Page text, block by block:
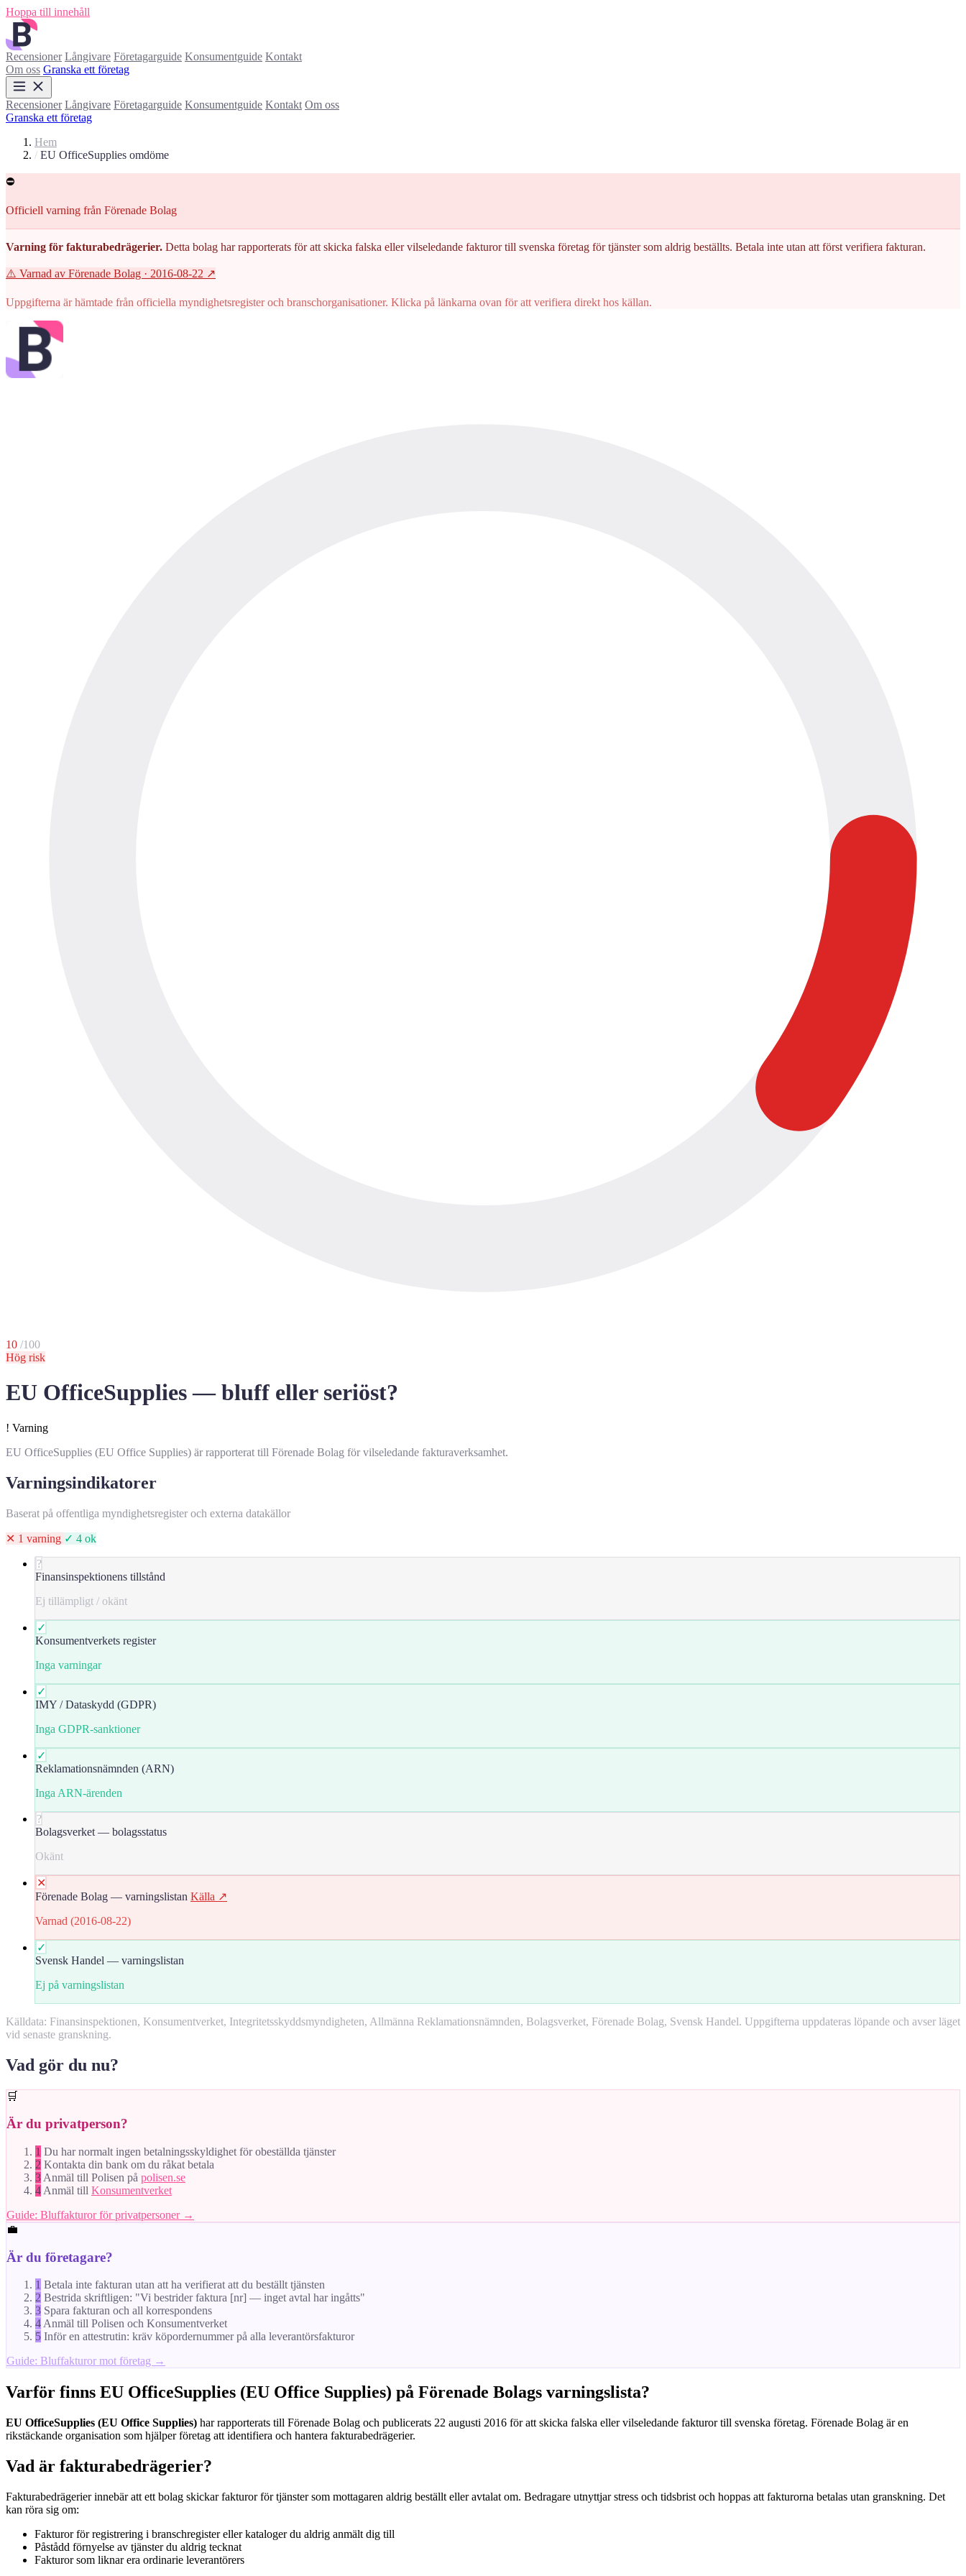
Hoppa till innehåll
Recensioner Långivare Företagarguide Konsumentguide Kontakt
Om oss Granska ett företag
Recensioner Långivare Företagarguide Konsumentguide Kontakt Om oss
Granska ett företag
Hem
/ EU OfficeSupplies omdöme
⛔
Officiell varning från Förenade Bolag
Varning för fakturabedrägerier. Detta bolag har rapporterats för att skicka falska eller vilseledande fakturor till svenska företag för tjänster som aldrig beställts. Betala inte utan att först verifiera fakturan.
⚠️ Varnad av Förenade Bolag · 2016-08-22 ↗
Uppgifterna är hämtade från officiella myndighetsregister och branschorganisationer. Klicka på länkarna ovan för att verifiera direkt hos källan.
10 /100
Hög risk
EU OfficeSupplies — bluff eller seriöst?
! Varning
EU OfficeSupplies (EU Office Supplies) är rapporterat till Förenade Bolag för vilseledande fakturaverksamhet.
Varningsindikatorer
Baserat på offentliga myndighetsregister och externa datakällor
✕ 1 varning ✓ 4 ok
?
Finansinspektionens tillstånd
Ej tillämpligt / okänt
✓
Konsumentverkets register
Inga varningar
✓
IMY / Dataskydd (GDPR)
Inga GDPR-sanktioner
✓
Reklamationsnämnden (ARN)
Inga ARN-ärenden
?
Bolagsverket — bolagsstatus
Okänt
✕
Förenade Bolag — varningslistan Källa ↗
Varnad (2016-08-22)
✓
Svensk Handel — varningslistan
Ej på varningslistan
Källdata: Finansinspektionen, Konsumentverket, Integritetsskyddsmyndigheten, Allmänna Reklamationsnämnden, Bolagsverket, Förenade Bolag, Svensk Handel. Uppgifterna uppdateras löpande och avser läget
vid senaste granskning.
Vad gör du nu?
🛒
Är du privatperson?
1 Du har normalt ingen betalningsskyldighet för obeställda tjänster
2 Kontakta din bank om du råkat betala
3 Anmäl till Polisen på polisen.se
4 Anmäl till Konsumentverket
Guide: Bluffakturor för privatpersoner →
💼
Är du företagare?
1 Betala inte fakturan utan att ha verifierat att du beställt tjänsten
2 Bestrida skriftligen: "Vi bestrider faktura [nr] — inget avtal har ingåtts"
3 Spara fakturan och all korrespondens
4 Anmäl till Polisen och Konsumentverket
5 Inför en attestrutin: kräv köpordernummer på alla leverantörsfakturor
Guide: Bluffakturor mot företag →
Varför finns EU OfficeSupplies (EU Office Supplies) på Förenade Bolags varningslista?
EU OfficeSupplies (EU Office Supplies) har rapporterats till Förenade Bolag och publicerats 22 augusti 2016 för att skicka falska eller vilseledande fakturor till svenska företag. Förenade Bolag är en
rikstäckande organisation som hjälper företag att identifiera och hantera fakturabedrägerier.
Vad är fakturabedrägerier?
Fakturabedrägerier innebär att ett bolag skickar fakturor för tjänster som mottagaren aldrig beställt eller avtalat om. Bedragare utnyttjar stress och tidsbrist och hoppas att fakturorna betalas utan granskning. Det
kan röra sig om:
Fakturor för registrering i branschregister eller kataloger du aldrig anmält dig till
Påstådd förnyelse av tjänster du aldrig tecknat
Fakturor som liknar era ordinarie leverantörers